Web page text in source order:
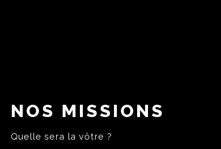
NOS MISSIONS
Quelle sera la vôtre ?